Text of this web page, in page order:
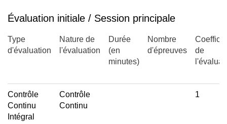
Communications alternatives (pictogramme, LSF, LPC,
lecteur vocal, etc.)
ioT pour la santé
II - La problématique de l'autonomie et des IHS associées
Évaluation initiale / Session principale
Type
d'évaluation
Nature de
l'évaluation
Durée
(en
minutes)
Nombre
d'épreuves
de
Contrôle
Continu
Intégral
Contrôle
Continu
1